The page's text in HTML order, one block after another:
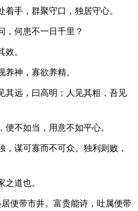
着手，群聚守口，独居守心。
，何患不一日千里？
。
养神，寡欲养精。
其远，曰高明；人见其粗，吾见
便不如当，用意不如平心。
，谋可寡而不可众。独利则败，
之道也。
便带市井。富贵能诗，吐属便带